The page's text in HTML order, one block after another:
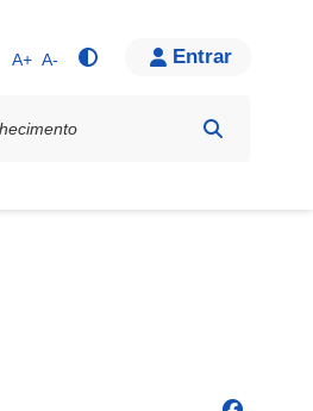
A+ A- Entrar